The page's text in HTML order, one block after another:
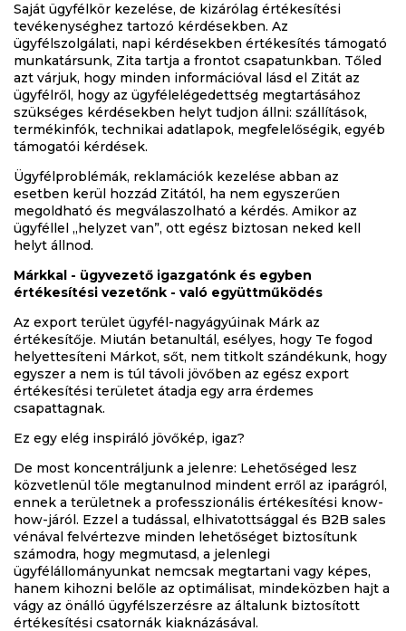
Saját ügyfélkör kezelése, de kizárólag értékesítési
tevékenységhez tartozó kérdésekben. Az
ügyfélszolgálati, napi kérdésekben értékesítés támogató
munkatársunk, Zita tartja a frontot csapatunkban. Tőled
azt várjuk, hogy minden információval lásd el Zitát az
ügyfélről, hogy az ügyfélelégedettség megtartásához
szükséges kérdésekben helyt tudjon állni: szállítások,
termékinfók, technikai adatlapok, megfelelőségik, egyéb
támogatói kérdések.
Ügyfélproblémák, reklamációk kezelése abban az
esetben kerül hozzád Zitától, ha nem egyszerűen
megoldható és megválaszolható a kérdés. Amikor az
ügyféllel „helyzet van”, ott egész biztosan neked kell
helyt állnod.
Márkkal - ügyvezető igazgatónk és egyben
értékesítési vezetőnk - való együttműködés
Az export terület ügyfél-nagyágyúinak Márk az
értékesítője. Miután betanultál, esélyes, hogy Te fogod
helyettesíteni Márkot, sőt, nem titkolt szándékunk, hogy
egyszer a nem is túl távoli jövőben az egész export
értékesítési területet átadja egy arra érdemes
csapattagnak.
Ez egy elég inspiráló jövőkép, igaz?
De most koncentráljunk a jelenre: Lehetőséged lesz
közvetlenül tőle megtanulnod mindent erről az iparágról,
ennek a területnek a professzionális értékesítési know-
how-járól. Ezzel a tudással, elhivatottsággal és B2B sales
vénával felvértezve minden lehetőséget biztosítunk
számodra, hogy megmutasd, a jelenlegi
ügyfélállományunkat nemcsak megtartani vagy képes,
hanem kihozni belőle az optimálisat, mindeközben hajt a
vágy az önálló ügyfélszerzésre az általunk biztosított
értékesítési csatornák kiaknázásával.